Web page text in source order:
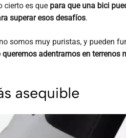
cierto es que para que una bici
superar esos desafíos.
somos muy puristas, y pueden
adentrarnos en terrenos
asequible